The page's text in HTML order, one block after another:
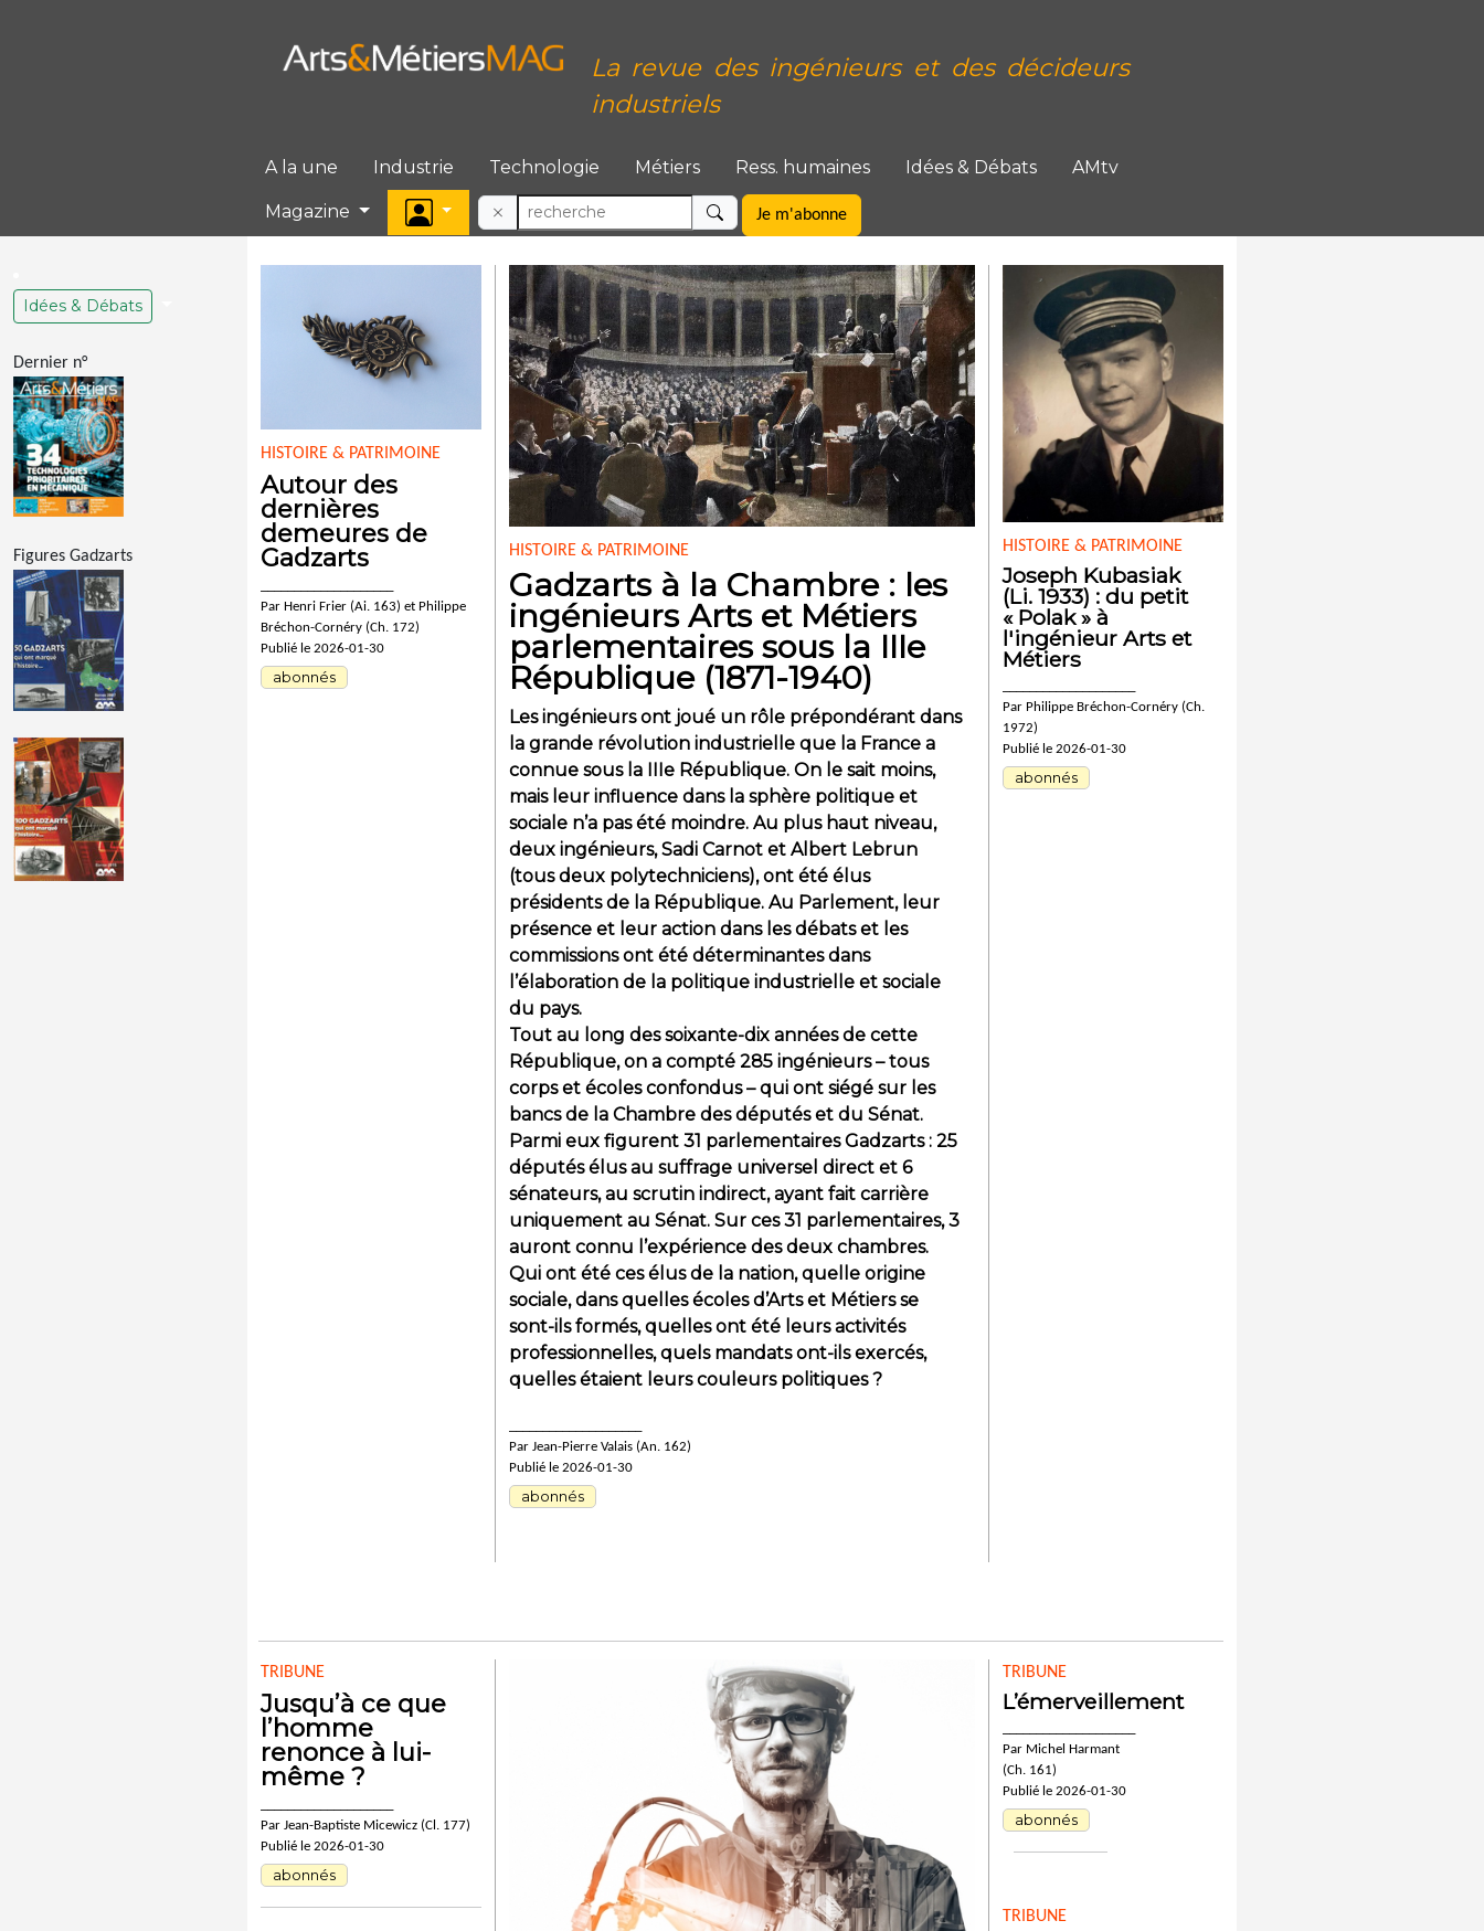
La revue des ingénieurs et des décideurs
industriels
A la une Industrie Technologie Métiers Ress. humaines Idées & Débats AMtv
Magazine Je m'abonne
Idées & Débats
Dernier n°
Figures Gadzarts
HISTOIRE & PATRIMOINE
Autour des
dernières
demeures de
Gadzarts
Par Henri Frier (Ai. 163) et Philippe
Bréchon-Cornéry (Ch. 172)
Publié le 2026-01-30
abonnés
HISTOIRE & PATRIMOINE
Gadzarts à la Chambre : les
ingénieurs Arts et Métiers
parlementaires sous la IIIe
République (1871-1940)
Les ingénieurs ont joué un rôle prépondérant dans
la grande révolution industrielle que la France a
connue sous la IIIe République. On le sait moins,
mais leur influence dans la sphère politique et
sociale n’a pas été moindre. Au plus haut niveau,
deux ingénieurs, Sadi Carnot et Albert Lebrun
(tous deux polytechniciens), ont été élus
présidents de la République. Au Parlement, leur
présence et leur action dans les débats et les
commissions ont été déterminantes dans
l’élaboration de la politique industrielle et sociale
du pays.
Tout au long des soixante-dix années de cette
République, on a compté 285 ingénieurs – tous
corps et écoles confondus – qui ont siégé sur les
bancs de la Chambre des députés et du Sénat.
Parmi eux figurent 31 parlementaires Gadzarts : 25
députés élus au suffrage universel direct et 6
sénateurs, au scrutin indirect, ayant fait carrière
uniquement au Sénat. Sur ces 31 parlementaires, 3
auront connu l’expérience des deux chambres.
Qui ont été ces élus de la nation, quelle origine
sociale, dans quelles écoles d’Arts et Métiers se
sont-ils formés, quelles ont été leurs activités
professionnelles, quels mandats ont-ils exercés,
quelles étaient leurs couleurs politiques ?
Par Jean-Pierre Valais (An. 162)
Publié le 2026-01-30
abonnés
HISTOIRE & PATRIMOINE
Joseph Kubasiak
(Li. 1933) : du petit
« Polak » à
l'ingénieur Arts et
Métiers
Par Philippe Bréchon-Cornéry (Ch.
1972)
Publié le 2026-01-30
abonnés
TRIBUNE
Jusqu’à ce que
l’homme
renonce à lui-
même ?
Par Jean-Baptiste Micewicz (Cl. 177)
Publié le 2026-01-30
abonnés
TRIBUNE
L’émerveillement
Par Michel Harmant
(Ch. 161)
Publié le 2026-01-30
abonnés
TRIBUNE